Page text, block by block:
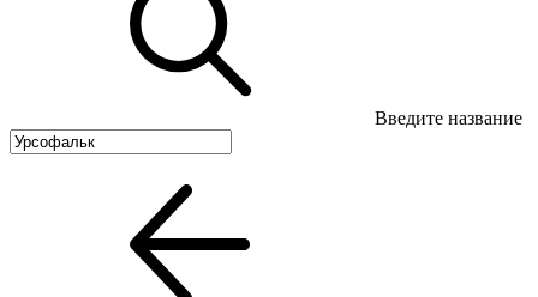
Введите название